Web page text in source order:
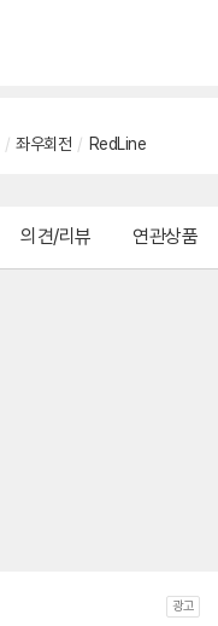
/ 좌우회전 / RedLine
의견/리뷰 연관상품
광고